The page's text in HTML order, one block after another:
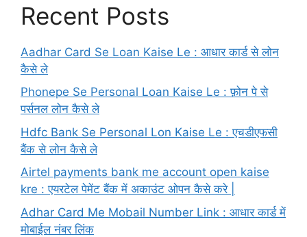
Recent Posts
Aadhar Card Se Loan Kaise Le : आधार कार्ड से लोन
कैसे ले
Phonepe Se Personal Loan Kaise Le : फ़ोन पे से
पर्सनल लोन कैसे ले
Hdfc Bank Se Personal Lon Kaise Le : एचडीएफसी
बैंक से लोन कैसे ले
Airtel payments bank me account open kaise
kre : एयरटेल पेमेंट बैंक में अकाउंट ओपन कैसे करे |
Adhar Card Me Mobail Number Link : आधार कार्ड में
मोबाईल नंबर लिंक